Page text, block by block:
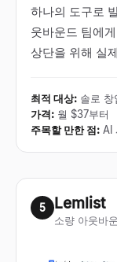
하나의 도구로
웃바운드 팀에
상단을 위해 실
최적 대상: 솔로 창
가격: 월 $37부터
주목할 만한 점: AI
5 Lemlist
소량 아웃바